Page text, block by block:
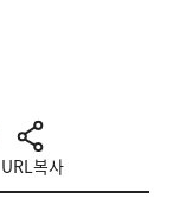
URL복사